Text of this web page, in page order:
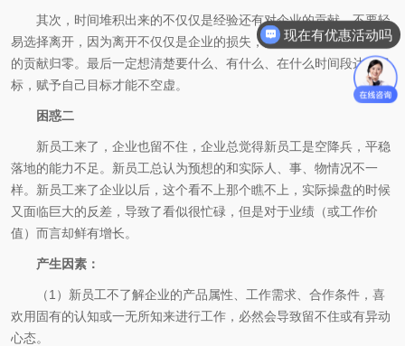
其次，时间堆积出来的不仅仅是经验还有对企业的贡献，不要轻
易选择离开，因为离开不仅仅是企业的损失，更是将自已以往对企业
的贡献归零。最后一定想清楚要什么、有什么、在什么时间段达成目
标，赋予自己目标才能不空虚。
困惑二
新员工来了，企业也留不住，企业总觉得新员工是空降兵，平稳
落地的能力不足。新员工总认为预想的和实际人、事、物情况不一
样。新员工来了企业以后，这个看不上那个瞧不上，实际操盘的时候
又面临巨大的反差，导致了看似很忙碌，但是对于业绩（或工作价
值）而言却鲜有增长。
产生因素：
（1）新员工不了解企业的产品属性、工作需求、合作条件，喜
欢用固有的认知或一无所知来进行工作，必然会导致留不住或有异动
心态。
现在有优惠活动吗